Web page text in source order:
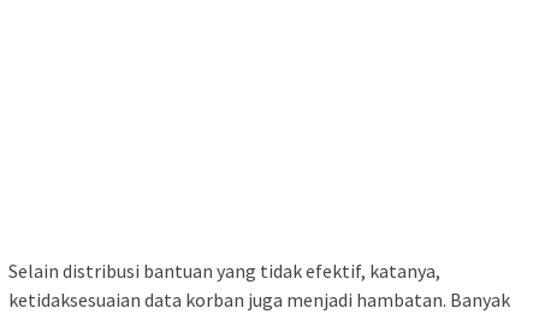
Selain distribusi bantuan yang tidak efektif, katanya,
ketidaksesuaian data korban juga menjadi hambatan. Banyak